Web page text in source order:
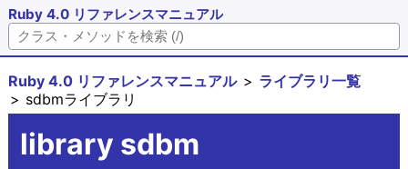
Ruby 4.0 リファレンスマニュアル
Ruby 4.0 リファレンスマニュアル
ライブラリ一覧
sdbmライブラリ
library sdbm